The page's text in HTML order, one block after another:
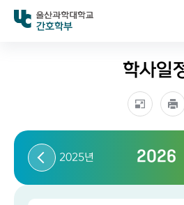
간호학부
학사일
2025년 2026